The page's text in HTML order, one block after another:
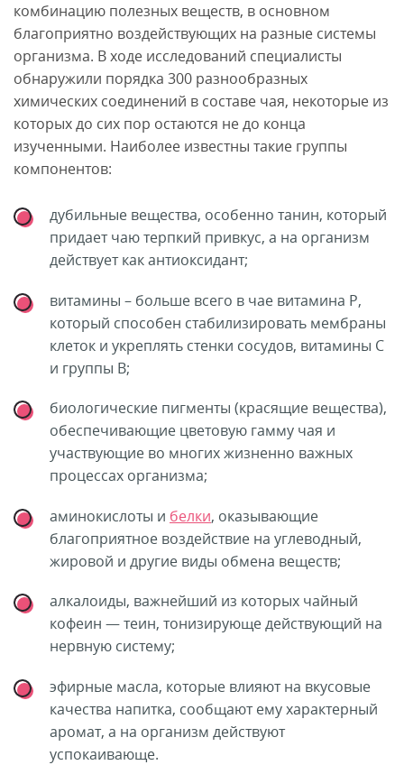
комбинацию полезных веществ, в основном
благоприятно воздействующих на разные системы
организма. В ходе исследований специалисты
обнаружили порядка 300 разнообразных
химических соединений в составе чая, некоторые из
которых до сих пор остаются не до конца
изученными. Наиболее известны такие группы
компонентов:
дубильные вещества, особенно танин, который
придает чаю терпкий привкус, а на организм
действует как антиоксидант;
витамины – больше всего в чае витамина P,
который способен стабилизировать мембраны
клеток и укреплять стенки сосудов, витамины С
и группы B;
биологические пигменты (красящие вещества),
обеспечивающие цветовую гамму чая и
участвующие во многих жизненно важных
процессах организма;
аминокислоты и белки, оказывающие
благоприятное воздействие на углеводный,
жировой и другие виды обмена веществ;
алкалоиды, важнейший из которых чайный
кофеин — теин, тонизирующе действующий на
нервную систему;
эфирные масла, которые влияют на вкусовые
качества напитка, сообщают ему характерный
аромат, а на организм действуют
успокаивающе.